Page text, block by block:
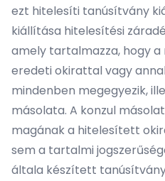
ezt hitelesíti tanúsítvány
kiállítása hitelesítési
amely tartalmazza, hogy
eredeti okirattal vagy
mindenben megegyezik,
másolata. A konzul
magának a hitelesített
sem a tartalmi
általa készített